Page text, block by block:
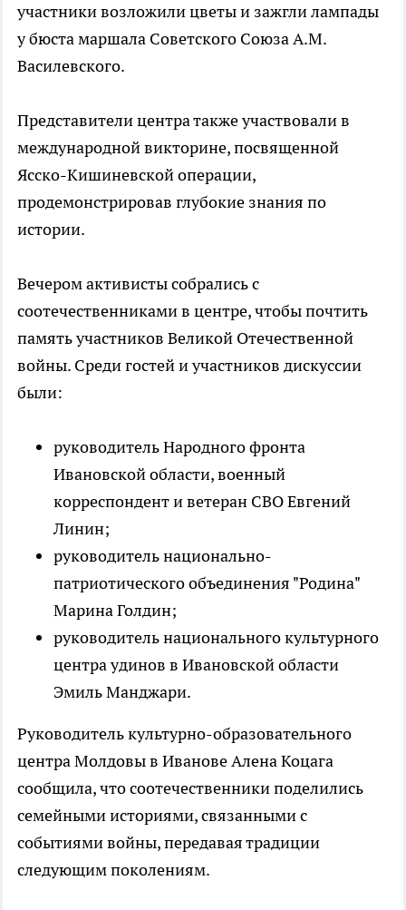
участники возложили цветы и зажгли лампады
у бюста маршала Советского Союза А.М.
Василевского.
Представители центра также участвовали в
международной викторине, посвященной
Ясско-Кишиневской операции,
продемонстрировав глубокие знания по
истории.
Вечером активисты собрались с
соотечественниками в центре, чтобы почтить
память участников Великой Отечественной
войны. Среди гостей и участников дискуссии
были:
руководитель Народного фронта
Ивановской области, военный
корреспондент и ветеран СВО Евгений
Линин;
руководитель национально-
патриотического объединения "Родина"
Марина Голдин;
руководитель национального культурного
центра удинов в Ивановской области
Эмиль Манджари.
Руководитель культурно-образовательного
центра Молдовы в Иванове Алена Коцага
сообщила, что соотечественники поделились
семейными историями, связанными с
событиями войны, передавая традиции
следующим поколениям.